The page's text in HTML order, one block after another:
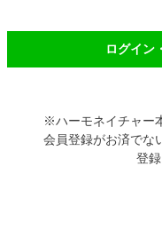
ログイン
※ハーモネイチャー
会員登録がお済でな
登